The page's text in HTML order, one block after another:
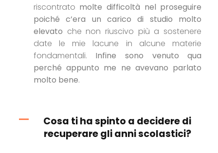
riscontrato molte difficoltà nel proseguire
poiché c’era un carico di studio molto
elevato che non riuscivo più a sostenere
date le mie lacune in alcune materie
fondamentali. Infine sono venuto qua
perché appunto me ne avevano parlato
molto bene.
Cosa ti ha spinto a decidere di
recuperare gli anni scolastici?